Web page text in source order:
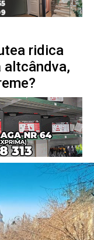
ridica
altcândva,